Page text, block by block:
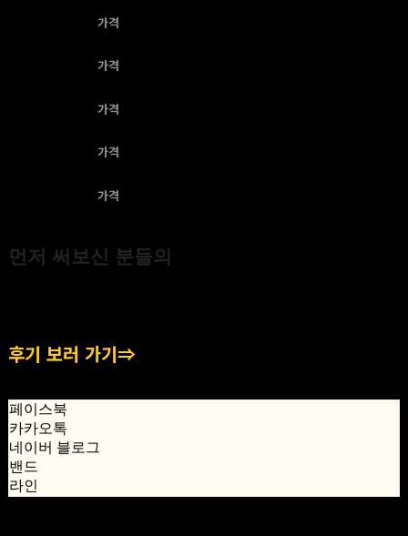
가격
가격
가격
가격
가격
먼저 써보신 분들의
후기 보러 가기⇒
페이스북
카카오톡
네이버 블로그
밴드
라인